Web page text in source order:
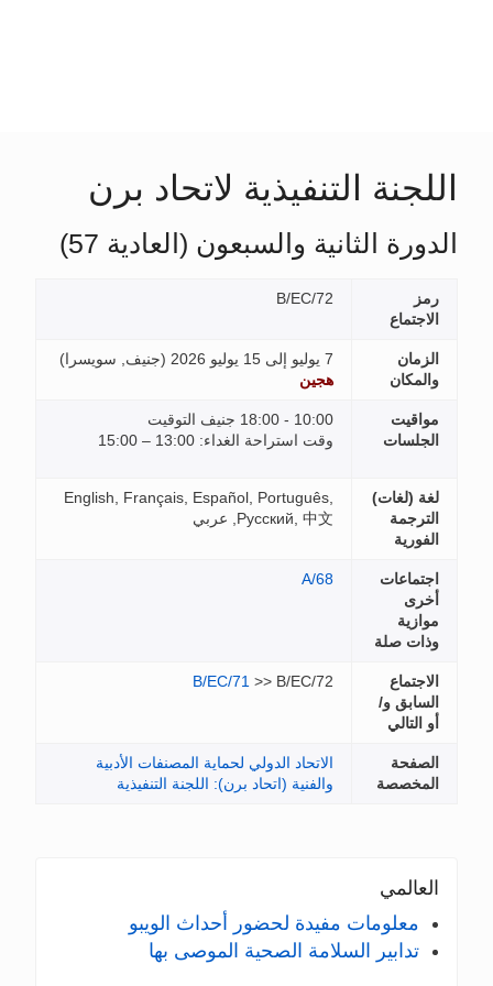
اللجنة التنفيذية لاتحاد برن
الدورة الثانية والسبعون (العادية 57)
رمز
الاجتماع
B/EC/72
الزمان
والمكان
7 يوليو إلى 15 يوليو 2026 ( جنيف, سويسرا)
هجين
مواقيت
الجلسات
10:00 - 18:00 جنيف التوقيت
وقت استراحة الغداء: 13:00 – 15:00
لغة (لغات)
الترجمة
الفورية
English, Français, Español, Português,
Русский, 中文, عربي
اجتماعات
أخرى
موازية
وذات صلة
A/68
الاجتماع
السابق و/
أو التالي
B/EC/71 >> B/EC/72
الصفحة
المخصصة
الاتحاد الدولي لحماية المصنفات الأدبية
والفنية (اتحاد برن): اللجنة التنفيذية
العالمي
معلومات مفيدة لحضور أحداث الويبو
تدابير السلامة الصحية الموصى بها